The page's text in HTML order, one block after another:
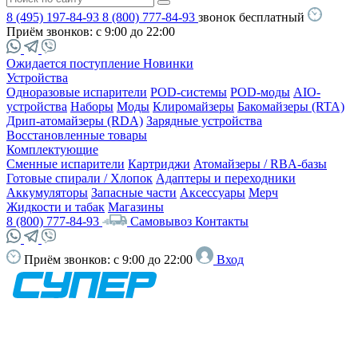
8 (495) 197-84-93 8 (800) 777-84-93 звонок бесплатный
Приём звонков: с 9:00 до 22:00
Ожидается поступление Новинки
Устройства
Одноразовые испарители POD-системы POD-моды AIO-
устройства Наборы Моды Клиромайзеры Бакомайзеры (RTA)
Дрип-атомайзеры (RDA) Зарядные устройства
Восстановленные товары
Комплектующие
Сменные испарители Картриджи Атомайзеры / RBA-базы
Готовые спирали / Хлопок Адаптеры и переходники
Аккумуляторы Запасные части Аксессуары Мерч
Жидкости и табак Магазины
8 (800) 777-84-93
Самовывоз Контакты
Приём звонков: с 9:00 до 22:00 Вход